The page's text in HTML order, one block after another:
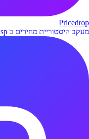
Pricedrop
מעקב היסטוריית מחירים ב ksp